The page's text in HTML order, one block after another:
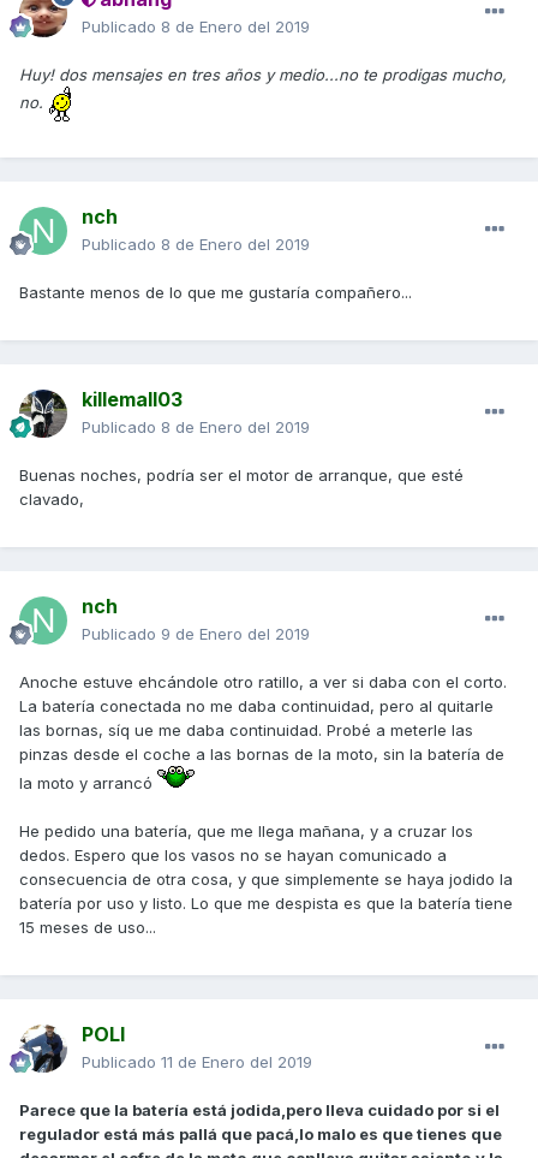
Publicado 8 de Enero del 2019
Huy! dos mensajes en tres años y medio...no te prodigas mucho,
no.
nch
Publicado 8 de Enero del 2019
Bastante menos de lo que me gustaría compañero...
killemall03
Publicado 8 de Enero del 2019
Buenas noches, podría ser el motor de arranque, que esté
clavado,
nch
Publicado 9 de Enero del 2019
Anoche estuve ehcándole otro ratillo, a ver si daba con el corto.
La batería conectada no me daba continuidad, pero al quitarle
las bornas, síq ue me daba continuidad. Probé a meterle las
pinzas desde el coche a las bornas de la moto, sin la batería de
la moto y arrancó
He pedido una batería, que me llega mañana, y a cruzar los
dedos. Espero que los vasos no se hayan comunicado a
consecuencia de otra cosa, y que simplemente se haya jodido la
batería por uso y listo. Lo que me despista es que la batería tiene
15 meses de uso...
POLI
Publicado 11 de Enero del 2019
Parece que la batería está jodida,pero lleva cuidado por si el
regulador está más pallá que pacá,lo malo es que tienes que